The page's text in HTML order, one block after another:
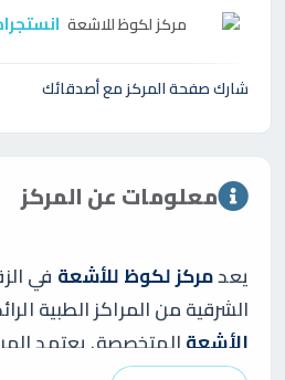
مركزلكوظ للاشعة
شارك صفحة المركز مع أصدقائك
معلومات عن المركز
يعدمركز لكوظ للأشعة في
الشرقية من المراكز الطبية
الأشعةالمتخصصة. يعتمد